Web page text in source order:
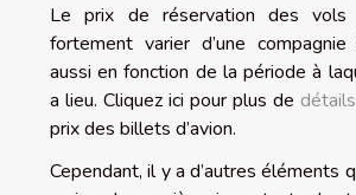
Le prix de réservation des vols
fortement varier d’une compagnie
aussi en fonction de la période à
a lieu. Cliquez ici pour plus de détails
prix des billets d’avion.
Cependant, il y a d’autres éléments